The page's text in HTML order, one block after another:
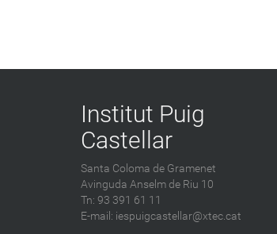
Institut Puig
Castellar
Santa Coloma de Gramenet
Avinguda Anselm de Riu 10
Tn: 93 391 61 11
E-mail: iespuigcastellar@xtec.cat